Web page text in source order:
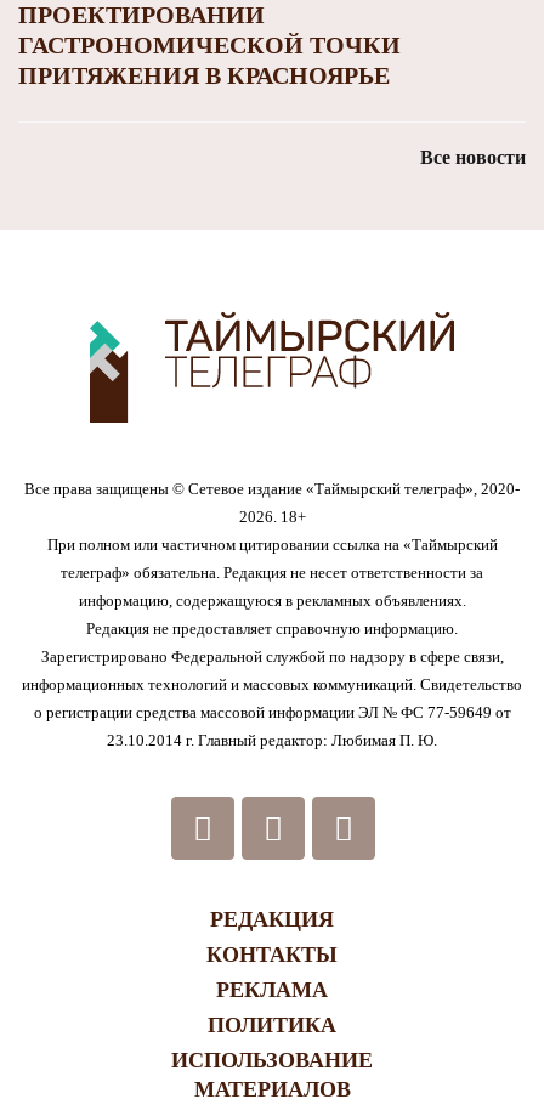
ПРОЕКТИРОВАНИИ
ГАСТРОНОМИЧЕСКОЙ ТОЧКИ
ПРИТЯЖЕНИЯ В КРАСНОЯРЬЕ
Все новости
Все права защищены © Сетевое издание «Таймырский телеграф», 2020-
2026. 18+
При полном или частичном цитировании ссылка на «Таймырский
телеграф» обязательна. Редакция не несет ответственности за
информацию, содержащуюся в рекламных объявлениях.
Редакция не предоставляет справочную информацию.
Зарегистрировано Федеральной службой по надзору в сфере связи,
информационных технологий и массовых коммуникаций. Свидетельство
о регистрации средства массовой информации ЭЛ № ФС 77-59649 от
23.10.2014 г. Главный редактор: Любимая П. Ю.
РЕДАКЦИЯ
КОНТАКТЫ
РЕКЛАМА
ПОЛИТИКА
ИСПОЛЬЗОВАНИЕ
МАТЕРИАЛОВ